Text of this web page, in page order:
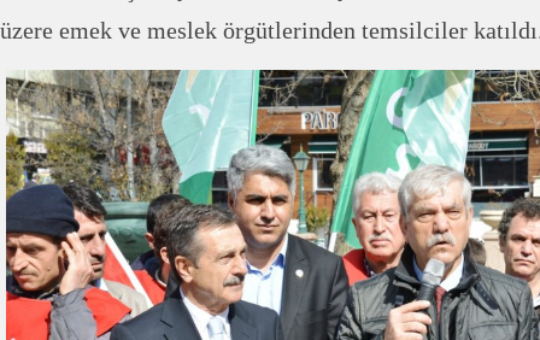
üzere emek ve meslek örgütlerinden temsilciler